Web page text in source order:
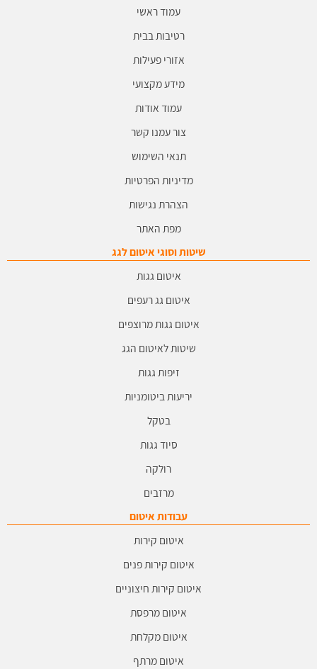
עמוד ראשי
רטיבות בבית
אזורי פעילות
מידע מקצועי
עמוד אודות
צור עמנו קשר
תנאי השימוש
מדיניות הפרטיות
הצהרת נגישות
מפת האתר
שיטות וסוגי איטום לגג
איטום גגות
איטום גג רעפים
איטום גגות מרוצפים
שיטות לאיטום הגג
זיפות גגות
יריעות ביטומניות
בטקל
סיוד גגות
רולקה
מרזבים
עבודות איטום
איטום קירות
איטום קירות פנים
איטום קירות חיצוניים
איטום מרפסת
איטום מקלחת
איטום מרתף